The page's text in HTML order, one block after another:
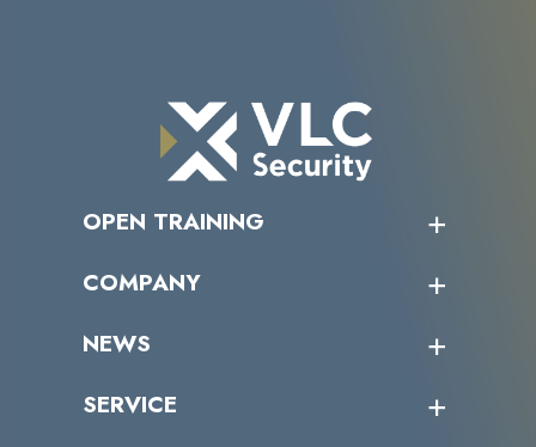
OPEN TRAINING
受講者の声
COMPANY
トップメッセージ
ミッション／ビジョン
NEWS
サイバーニュース
SERVICE